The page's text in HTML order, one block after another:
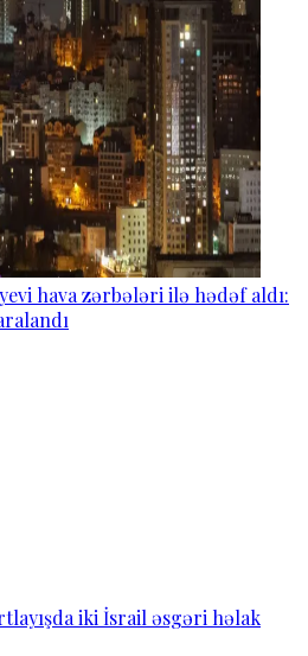
hava zərbələri ilə hədəf aldı:
iki İsrail əsgəri həlak